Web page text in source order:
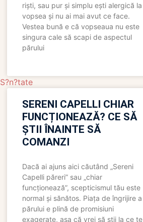
riști, sau pur și simplu ești alergică la
vopsea și nu ai mai avut ce face.
Vestea bună e că vopseaua nu este
singura cale să scapi de aspectul
părului
S?n?tate
SERENI CAPELLI CHIAR
FUNCȚIONEAZĂ? CE SĂ
ȘTII ÎNAINTE SĂ
COMANZI
Dacă ai ajuns aici căutând „Sereni
Capelli păreri” sau „chiar
funcționează”, scepticismul tău este
normal și sănătos. Piața de îngrijire a
părului e plină de promisiuni
exagerate, așa că vrei să știi la ce te